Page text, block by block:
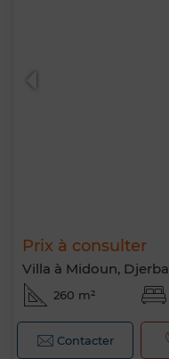
Prix à consulter
Villa à Midoun, Djerba
260 m²
Contacter